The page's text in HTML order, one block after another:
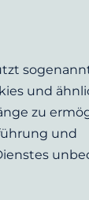
und
zu
und